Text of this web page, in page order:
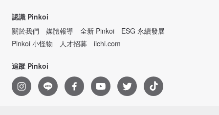
認識 Pinkoi
關於我們
媒體報導 全新 Pinkoi
ESG 永續發展
Pinkoi 小怪物
人才招募 iichi.com
追蹤 Pinkoi